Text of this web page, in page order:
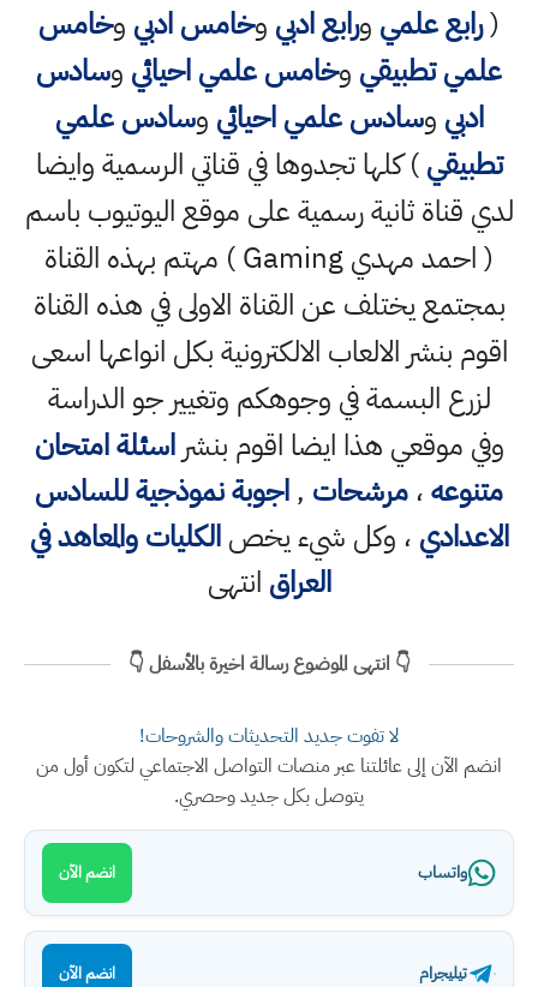
(رابع علمي ورابع ادبي وخامس ادبي وخامس
علمي تطبيقي وخامس علمي احيائي وسادس
ادبي وسادس علمي احيائي وسادس علمي
تطبيقي) كلها تجدوها في قناتي الرسمية وايضا
لدي قناة ثانية رسمية على موقع اليوتيوب باسم
( احمد مهدي Gaming ) مهتم بهذه القناة
بمجتمع يختلف عن القناة الاولى في هذه القناة
اقوم بنشر الالعاب الالكترونية بكل انواعها اسعى
لزرع البسمة في وجوهكم وتغيير جو الدراسة
وفي موقعي هذا ايضا اقوم بنشراسئلة امتحان
متنوعه،مرشحات ,اجوبة نموذجية للسادس
الاعدادي ، وكل شيء يخصالكليات والمعاهد في
العراق انتهى
👇 انتهى الموضوع رسالة اخيرة بالأسفل 👇
لا تفوت جديد التحديثات والشروحات!
انضم الآن إلى عائلتنا عبر منصات التواصل الاجتماعي لتكون أول من
يتوصل بكل جديد وحصري.
واتساب انضم الآن
تيليجرام انضم الآن